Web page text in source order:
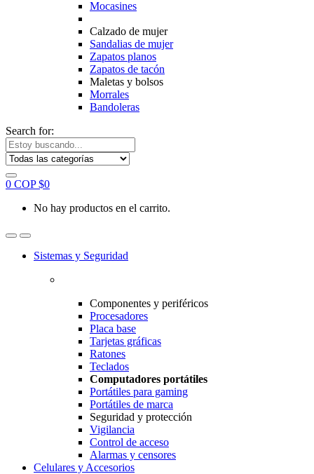
Mocasines
Calzado de mujer
Sandalias de mujer
Zapatos planos
Zapatos de tacón
Maletas y bolsos
Morrales
Bandoleras
Search for:
0 COP $0
No hay productos en el carrito.
Sistemas y Seguridad
Componentes y periféricos
Procesadores
Placa base
Tarjetas gráficas
Ratones
Teclados
Computadores portátiles
Portátiles para gaming
Portátiles de marca
Seguridad y protección
Vigilancia
Control de acceso
Alarmas y censores
Celulares y Accesorios